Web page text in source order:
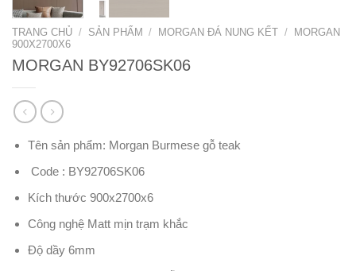
TRANG CHỦ / SẢN PHẨM / MORGAN ĐÁ NUNG KẾT / MORGAN
900X2700X6
MORGAN BY92706SK06
Tên sản phẩm: Morgan Burmese gỗ teak
Code : BY92706SK06
Kích thước 900x2700x6
Công nghệ Matt mịn trạm khắc
Độ dầy 6mm